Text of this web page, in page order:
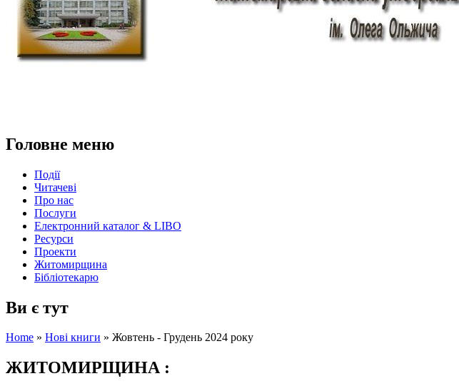
Головне меню
Події
Читачеві
Про нас
Послуги
Електронний каталог & LIBO
Ресурси
Проекти
Житомирщина
Бібліотекарю
Ви є тут
Home » Нові книги » Жовтень - Грудень 2024 року
ЖИТОМИРЩИНА :